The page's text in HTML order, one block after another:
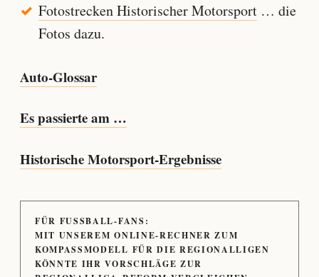
Fotostrecken Historischer Motorsport… die
Fotos dazu.
Auto-Glossar
Es passierte am …
Historische Motorsport-Ergebnisse
FÜR FUSSBALL-FANS:
MIT UNSEREM ONLINE-RECHNER ZUM
KOMPASSMODELL FÜR DIE REGIONALLIGEN
KÖNNTE IHR VORSCHLÄGE ZUR